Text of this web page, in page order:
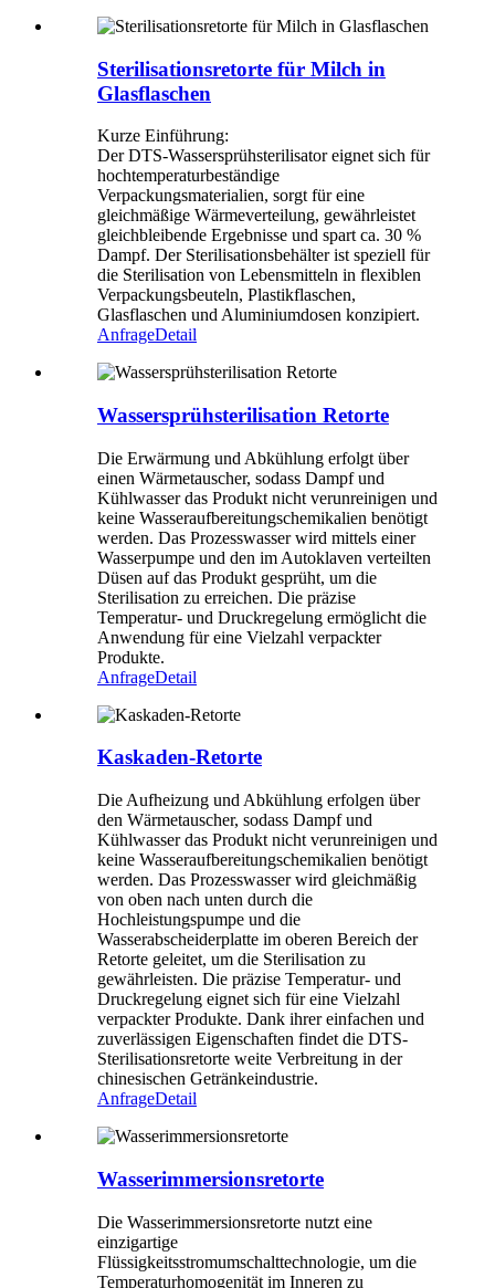
Sterilisationsretorte für Milch in
Glasflaschen
Kurze Einführung:
Der DTS-Wassersprühsterilisator eignet sich für
hochtemperaturbeständige
Verpackungsmaterialien, sorgt für eine
gleichmäßige Wärmeverteilung, gewährleistet
gleichbleibende Ergebnisse und spart ca. 30 %
Dampf. Der Sterilisationsbehälter ist speziell für
die Sterilisation von Lebensmitteln in flexiblen
Verpackungsbeuteln, Plastikflaschen,
Glasflaschen und Aluminiumdosen konzipiert.
AnfrageDetail
Wassersprühsterilisation Retorte
Die Erwärmung und Abkühlung erfolgt über
einen Wärmetauscher, sodass Dampf und
Kühlwasser das Produkt nicht verunreinigen und
keine Wasseraufbereitungschemikalien benötigt
werden. Das Prozesswasser wird mittels einer
Wasserpumpe und den im Autoklaven verteilten
Düsen auf das Produkt gesprüht, um die
Sterilisation zu erreichen. Die präzise
Temperatur- und Druckregelung ermöglicht die
Anwendung für eine Vielzahl verpackter
Produkte.
AnfrageDetail
Kaskaden-Retorte
Die Aufheizung und Abkühlung erfolgen über
den Wärmetauscher, sodass Dampf und
Kühlwasser das Produkt nicht verunreinigen und
keine Wasseraufbereitungschemikalien benötigt
werden. Das Prozesswasser wird gleichmäßig
von oben nach unten durch die
Hochleistungspumpe und die
Wasserabscheiderplatte im oberen Bereich der
Retorte geleitet, um die Sterilisation zu
gewährleisten. Die präzise Temperatur- und
Druckregelung eignet sich für eine Vielzahl
verpackter Produkte. Dank ihrer einfachen und
zuverlässigen Eigenschaften findet die DTS-
Sterilisationsretorte weite Verbreitung in der
chinesischen Getränkeindustrie.
AnfrageDetail
Wasserimmersionsretorte
Die Wasserimmersionsretorte nutzt eine
einzigartige
Flüssigkeitsstromumschalttechnologie, um die
Temperaturhomogenität im Inneren zu